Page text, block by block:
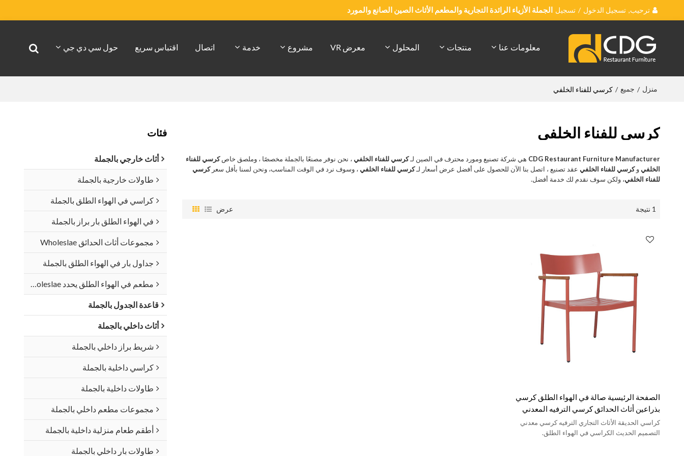
ترحيب, تسجيل الدخول / تسجيل الجملة الأزياء الرائدة التجارية والمطعم الأثاث الصين الصانع والمورد
معلومات عنا منتجات المحلول معرض VR مشروع خدمة اتصال اقتباس سريع حول سي دي جي
منزل / جميع / كرسي للفناء الخلفي
فئات
أثاث خارجي بالجملة
طاولات خارجية بالجملة
كراسي في الهواء الطلق بالجملة
في الهواء الطلق بار براز بالجملة
مجموعات أثاث الحدائق Wholeslae
جداول بار في الهواء الطلق بالجملة
مطعم في الهواء الطلق يحدد Wholeslae
قاعدة الجدول بالجملة
أثاث داخلي بالجملة
شريط براز داخلي بالجملة
كراسي داخلية بالجملة
طاولات داخلية بالجملة
مجموعات مطعم داخلي بالجملة
أطقم طعام منزلية داخلية بالجملة
طاولات بار داخلي بالجملة
كرسي للفناء الخلفي
CDG Restaurant Furniture Manufacturer هي شركة تصنيع ومورد محترف في الصين لـكرسي للفناء الخلفي، نحن نوفر مصنعًا بالجملة مخصصًا ، وملصق خاصكرسي للفناء
الخلفيوكرسي للفناء الخلفيعقد تصنيع ، اتصل بنا الآن للحصول على أفضل عرض أسعار لـكرسي للفناء الخلفي، وسوف نرد في الوقت المناسب، ونحن لسنا بأقل سعركرسي
للفناء الخلفي، ولكن سوف نقدم لك خدمة أفضل.
1 نتيجة عرض
الصفحة الرئيسية صالة في الهواء الطلق كرسي
بذراعين أثاث الحدائق كرسي الترفيه المعدني
المقاوم للماء للفناء الخلفي
كراسي الحديقة الأثاث التجاري الترفيه كرسي معدني
التصميم الحديث الكراسي في الهواء الطلق.